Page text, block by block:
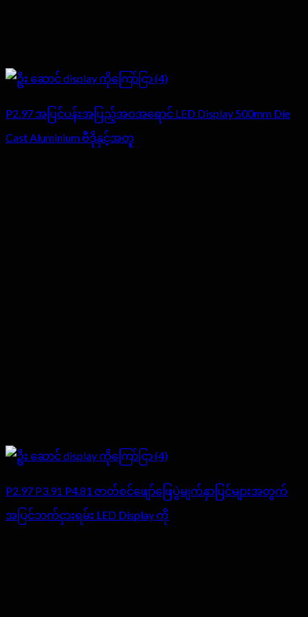
P2.97 အပြင်ပန်းအပြည့်အဝအရောင် LED Display 500mm Die
Cast Aluminium ဗီဒိုနှင့်အတူ
P2.97 P3.91 P4.81 ဇာတ်စင်ဖျော်ဖြေပွဲမျက်နှာပြင်များအတွက်
အပြင်ဘက်ငှားရမ်း LED Display ကို